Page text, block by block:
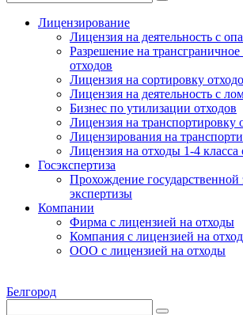
Лицензирование
Лицензия на деятельность с
Разрешение на
отходов
Лицензия на сортировку
Лицензия на деятельность с
Бизнес по утилизации отходов
Лицензия на транспортировку
Лицензирования на
Лицензия на отходы 1-4 класса
Госэкспертиза
Прохождение государственной
экспертизы
Компании
Фирма с лицензией на отходы
Компания с лицензией на
ООО с лицензией на отходы
Белгород